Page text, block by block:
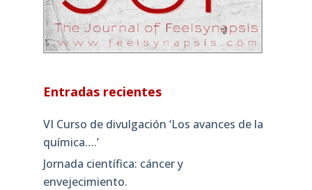
Entradas recientes
VI Curso de divulgación ‘Los avances de la
química….’
Jornada científica: cáncer y
envejecimiento.